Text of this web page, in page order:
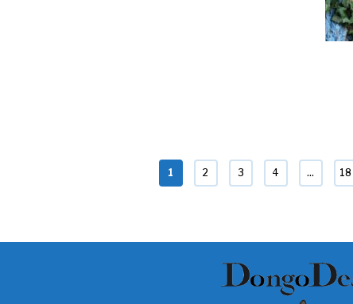
1 2 3 4 … 18